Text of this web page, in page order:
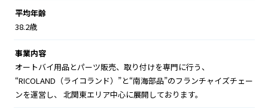
平均年齢
38.2歳
事業内容
オートバイ用品とパーツ販売、取り付けを専門に行う、
“RICOLAND（ライコランド）”と“南海部品”のフランチャイズチェー
ンを運営し、 北関東エリア中心に展開しております。